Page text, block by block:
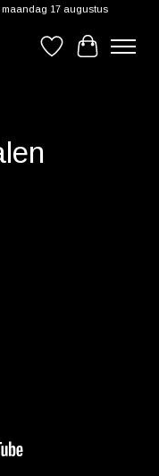
maandag 17 augustus
Verlanglijst